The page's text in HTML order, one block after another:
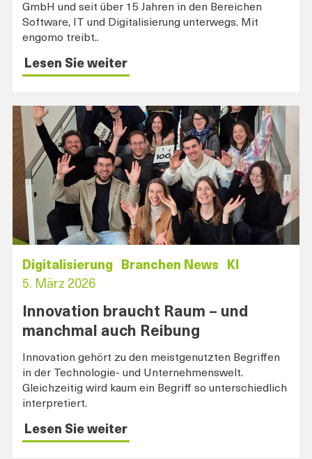
GmbH und seit über 15 Jahren in den Bereichen
Software, IT und Digitalisierung unterwegs. Mit
engomo treibt..
Lesen Sie weiter
Digitalisierung Branchen News
KI
5. März 2026
Innovation braucht Raum – und
manchmal auch Reibung
Innovation gehört zu den meistgenutzten Begriffen
in der Technologie- und Unternehmenswelt.
Gleichzeitig wird kaum ein Begriff so unterschiedlich
interpretiert.
Lesen Sie weiter